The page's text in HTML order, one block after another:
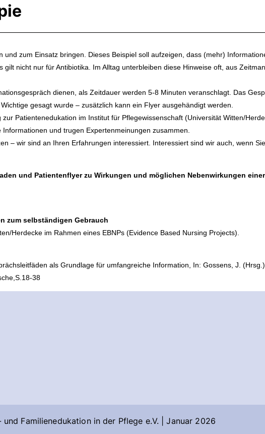
zum Einsatz bringen. Dieses Beispiel soll aufzeigen, dass (mehr)
nicht nur für Antibiotika. Im Alltag unterbleiben diese Hinweise oft, aus
dienen, als Zeitdauer werden 5-8 Minuten veranschlagt. Das
gesagt wurde – zusätzlich kann ein Flyer ausgehändigt werden.
Patientenedukation im Institut für Pflegewissenschaft (Universität Witten/
und trugen Expertenmeinungen zusammen.
– wir sind an Ihren Erfahrungen interessiert. Interessiert sind wir auch, wenn
und Patientenflyer zu Wirkungen und möglichen Nebenwirkungen
zum selbständigen Gebrauch
Herdecke im Rahmen eines EBNPs (Evidence Based Nursing Projects).
als Grundlage für umfangreiche Information, In: Gossens, J.
38
Familienedukation in der Pflege e.V. | Januar 2026